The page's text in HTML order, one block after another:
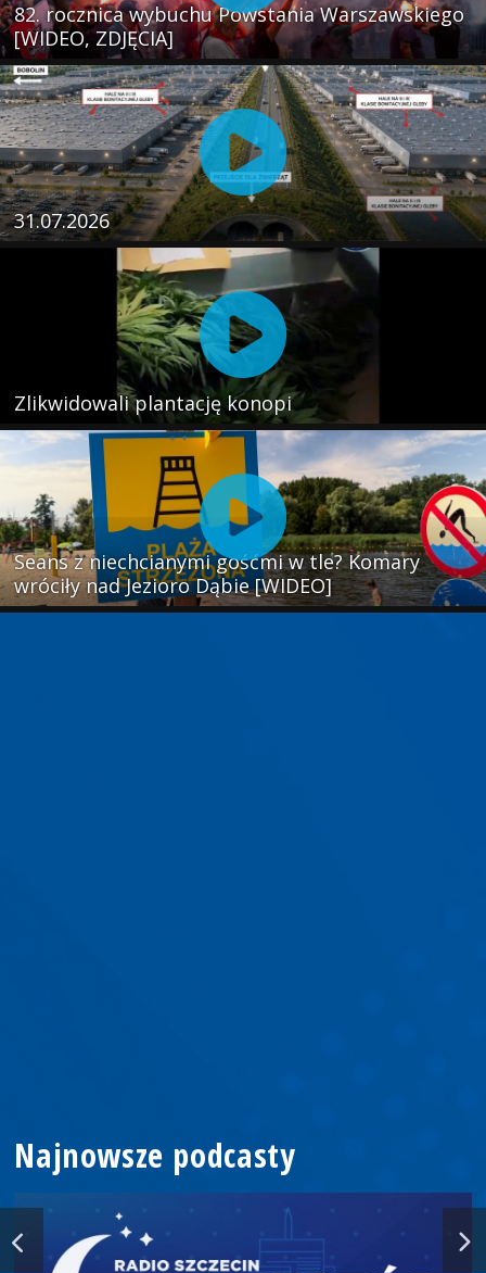
82. rocznica wybuchu Powstania Warszawskiego
[WIDEO, ZDJĘCIA]
31.07.2026
Zlikwidowali plantację konopi
Seans z niechcianymi gośćmi w tle? Komary
wróciły nad Jezioro Dąbie [WIDEO]
Najnowsze podcasty